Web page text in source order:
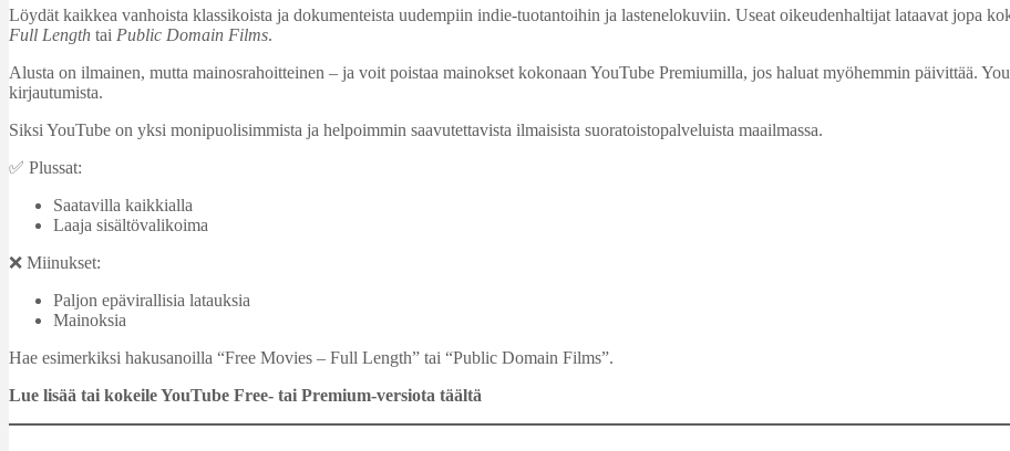
Löydät kaikkea vanhoista klassikoista ja dokumenteista uudempiin indie‑tuotantoihin ja lastenelokuviin. Useat oikeudenhaltijat lataavat jopa
Full Length tai Public Domain Films.
Alusta on ilmainen, mutta mainosrahoitteinen – ja voit poistaa mainokset kokonaan YouTube Premiumilla, jos haluat myöhemmin päivittää.
kirjautumista.
Siksi YouTube on yksi monipuolisimmista ja helpoimmin saavutettavista ilmaisista suoratoistopalveluista maailmassa.
✅ Plussat:
Saatavilla kaikkialla
Laaja sisältövalikoima
❌ Miinukset:
Paljon epävirallisia latauksia
Mainoksia
Hae esimerkiksi hakusanoilla “Free Movies – Full Length” tai “Public Domain Films”.
Lue lisää tai kokeile YouTube Free- tai Premium-versiota täältä